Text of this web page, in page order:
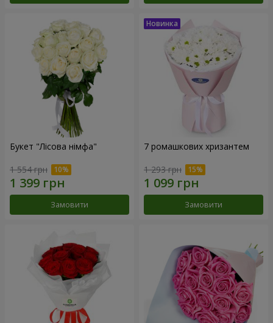
Букет "Лісова німфа"
1 554 грн
Замовити
7 ромашкових хризантем
1 293 грн
Замовити